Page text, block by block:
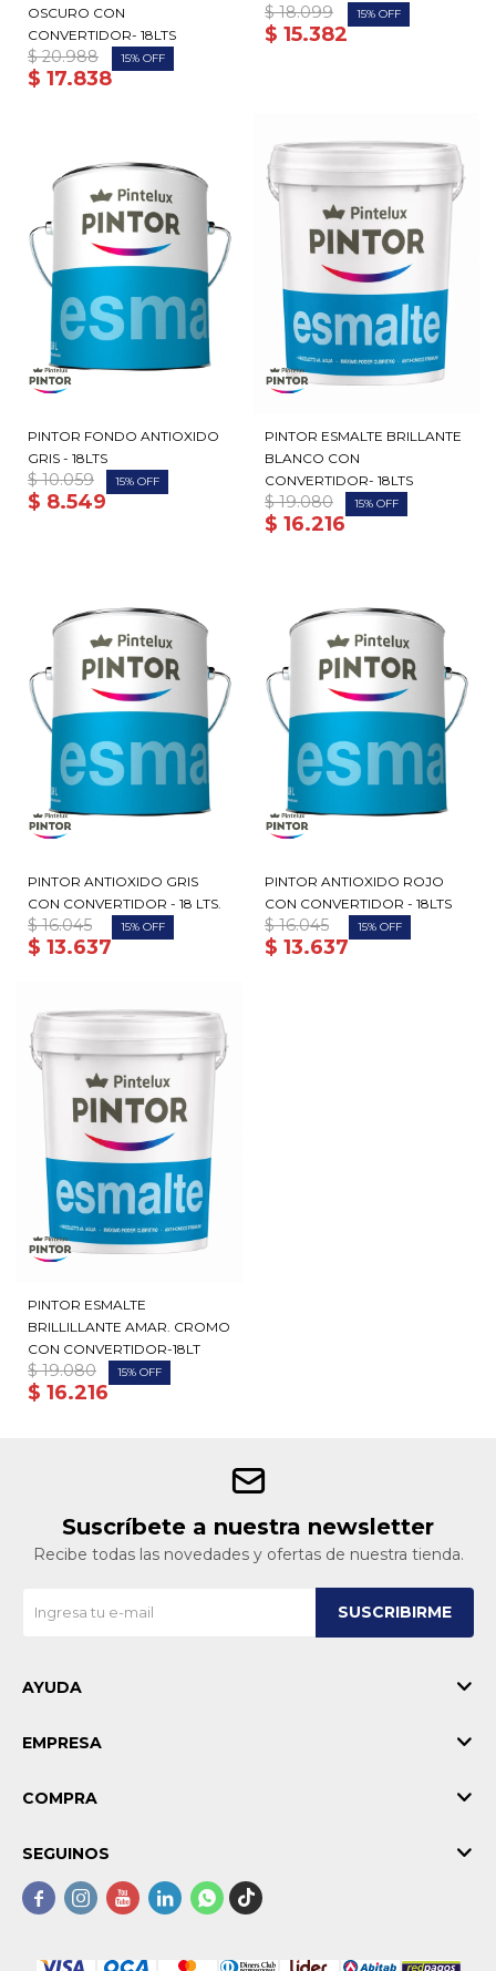
OSCURO CON
CONVERTIDOR- 18LTS
$ 17.838
$ 20.988 15
$ 15.382
$ 18.099 15
PINTOR FONDO ANTIOXIDO
GRIS - 18LTS
$ 8.549
$ 10.059 15
PINTOR ESMALTE BRILLANTE
BLANCO CON
CONVERTIDOR- 18LTS
$ 16.216
$ 19.080 15
PINTOR ANTIOXIDO GRIS
CON CONVERTIDOR - 18 LTS.
$ 13.637
$ 16.045 15
PINTOR ANTIOXIDO ROJO
CON CONVERTIDOR - 18LTS
$ 13.637
$ 16.045 15
PINTOR ESMALTE
BRILLILLANTE AMAR. CROMO
CON CONVERTIDOR-18LT
$ 16.216
$ 19.080 15
Suscríbete a nuestra newsletter
Recibe todas las novedades y ofertas de nuestra tienda.
SUSCRIBIRME
AYUDA
EMPRESA
COMPRA
SEGUINOS
    